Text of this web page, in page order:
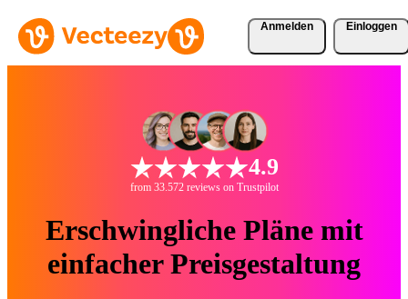
Anmelden Einloggen
4.9
from 33.572 reviews on Trustpilot
Erschwingliche Pläne mit
einfacher Preisgestaltung